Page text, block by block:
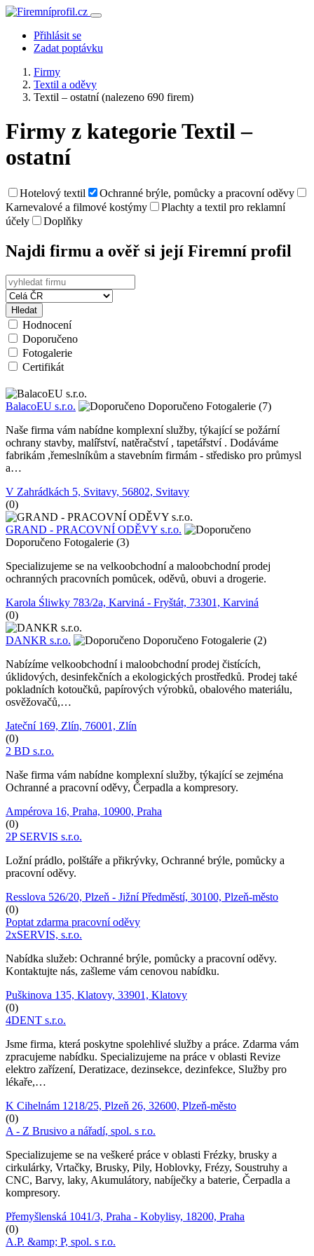
Přihlásit se
Zadat poptávku
Firmy
Textil a oděvy
Textil – ostatní(nalezeno 690 firem)
Firmy z kategorie Textil –
ostatní
Hotelový textil
Ochranné brýle, pomůcky a pracovní oděvy
Karnevalové a filmové kostýmy
Plachty a textil pro reklamní
účely
Doplňky
Najdi firmu a ověř si její Firemní profil
Hledat
Hodnocení
Doporučeno
Fotogalerie
Certifikát
BalacoEU s.r.o. Doporučeno Fotogalerie (7)
Naše firma vám nabídne komplexní služby, týkající se požární
ochrany stavby, malířství, natěračství , tapetářství . Dodáváme
fabrikám ,řemeslníkům a stavebním firmám - středisko pro průmysl
a…
V Zahrádkách 5, Svitavy, 56802, Svitavy
(0)
GRAND - PRACOVNÍ ODĚVY s.r.o.
Doporučeno Fotogalerie (3)
Specializujeme se na velkoobchodní a maloobchodní prodej
ochranných pracovních pomůcek, oděvů, obuvi a drogerie.
Karola Śliwky 783/2a, Karviná - Fryštát, 73301, Karviná
(0)
DANKR s.r.o. Doporučeno Fotogalerie (2)
Nabízíme velkoobchodní i maloobchodní prodej čistících,
úklidových, desinfekčních a ekologických prostředků. Prodej také
pokladních kotoučků, papírových výrobků, obalového materiálu,
osvěžovačů,…
Jateční 169, Zlín, 76001, Zlín
(0)
2 BD s.r.o.
Naše firma vám nabídne komplexní služby, týkající se zejména
Ochranné a pracovní oděvy, Čerpadla a kompresory.
Ampérova 16, Praha, 10900, Praha
(0)
2P SERVIS s.r.o.
Ložní prádlo, polštáře a přikrývky, Ochranné brýle, pomůcky a
pracovní oděvy.
Resslova 526/20, Plzeň - Jižní Předměstí, 30100, Plzeň-město
(0)
Poptat zdarma pracovní oděvy
2xSERVIS, s.r.o.
Nabídka služeb: Ochranné brýle, pomůcky a pracovní oděvy.
Kontaktujte nás, zašleme vám cenovou nabídku.
Puškinova 135, Klatovy, 33901, Klatovy
(0)
4DENT s.r.o.
Jsme firma, která poskytne spolehlivé služby a práce. Zdarma vám
zpracujeme nabídku. Specializujeme na práce v oblasti Revize
elektro zařízení, Deratizace, dezinsekce, dezinfekce, Služby pro
lékaře,…
K Cihelnám 1218/25, Plzeň 26, 32600, Plzeň-město
(0)
A - Z Brusivo a nářadí, spol. s r.o.
Specializujeme se na veškeré práce v oblasti Frézky, brusky a
cirkulárky, Vrtačky, Brusky, Pily, Hoblovky, Frézy, Soustruhy a
CNC, Barvy, laky, Akumulátory, nabíječky a baterie, Čerpadla a
kompresory.
Přemyšlenská 1041/3, Praha - Kobylisy, 18200, Praha
(0)
A.P. &amp; P, spol. s r.o.